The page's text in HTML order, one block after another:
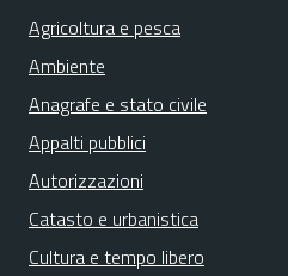
Agricoltura e pesca
Ambiente
Anagrafe e stato civile
Appalti pubblici
Autorizzazioni
Catasto e urbanistica
Cultura e tempo libero